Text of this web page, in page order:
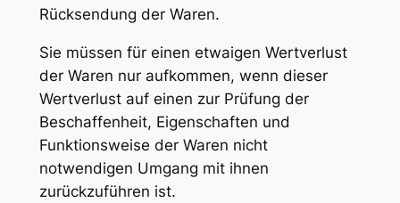
Rücksendung der Waren.
Sie müssen für einen etwaigen Wertverlust
der Waren nur aufkommen, wenn dieser
Wertverlust auf einen zur Prüfung der
Beschaffenheit, Eigenschaften und
Funktionsweise der Waren nicht
notwendigen Umgang mit ihnen
zurückzuführen ist.